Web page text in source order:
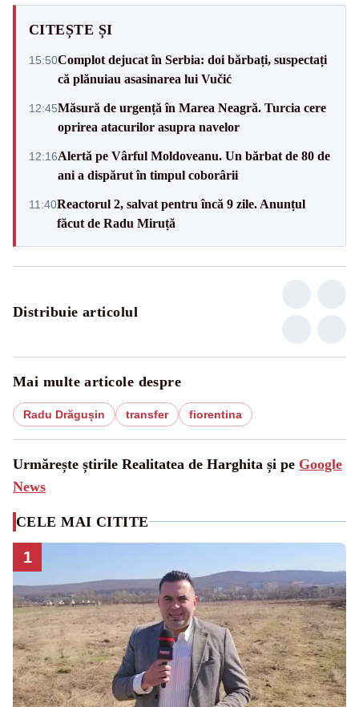
CITEȘTE ȘI
15:50Complot dejucat în Serbia: doi bărbați, suspectați
că plănuiau asasinarea lui Vučić
12:45Măsură de urgență în Marea Neagră. Turcia cere
oprirea atacurilor asupra navelor
12:16Alertă pe Vârful Moldoveanu. Un bărbat de 80 de
ani a dispărut în timpul coborârii
11:40Reactorul 2, salvat pentru încă 9 zile. Anunțul
făcut de Radu Miruță
Distribuie articolul
Mai multe articole despre
Radu Drăgușin transfer fiorentina
Urmărește știrile Realitatea de Harghita și pe Google
News
CELE MAI CITITE
1